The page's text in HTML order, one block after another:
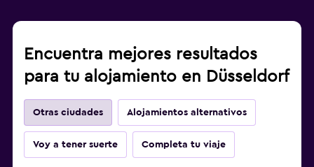
Encuentra mejores resultados
para tu alojamiento en Düsseldorf
Otras ciudades Alojamientos alternativos
Voy a tener suerte Completa tu viaje